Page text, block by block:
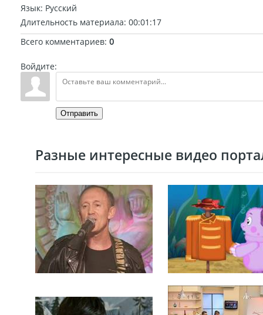
Язык: Русский
Длительность материала: 00:01:17
Всего комментариев: 0
Войдите:
Отправить
Разные интересные видео